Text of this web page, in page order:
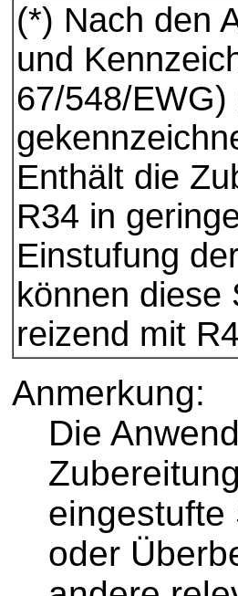
(*) Nach den
und
67/548/
Enthält die
R34 in
Einstufung
können
reizend mit
Anmerkung:
Die
eingestufte
oder